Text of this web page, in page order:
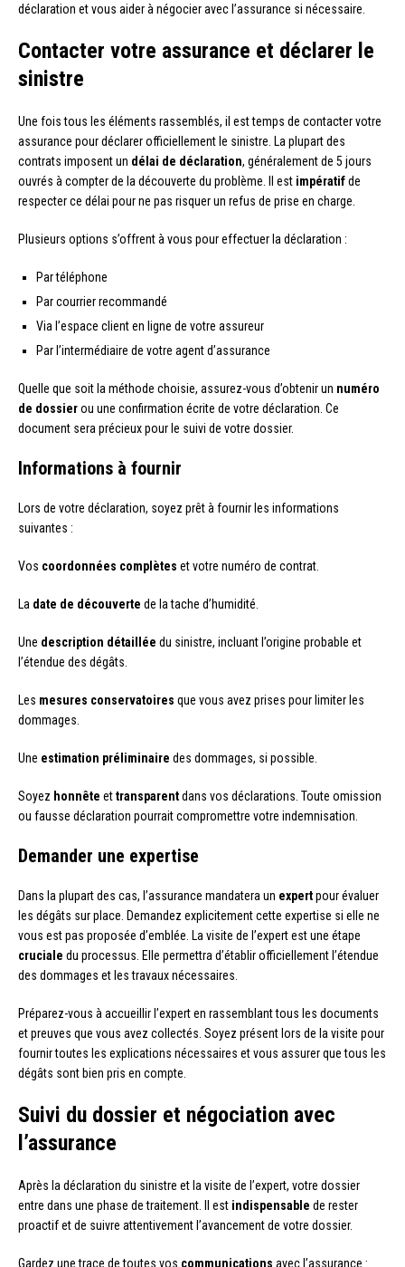
déclaration et vous aider à négocier avec l’assurance si nécessaire.
Contacter votre assurance et déclarer le
sinistre
Une fois tous les éléments rassemblés, il est temps de contacter votre
assurance pour déclarer officiellement le sinistre. La plupart des
contrats imposent un délai de déclaration, généralement de 5 jours
ouvrés à compter de la découverte du problème. Il est impératifde
respecter ce délai pour ne pas risquer un refus de prise en charge.
Plusieurs options s’offrent à vous pour effectuer la déclaration :
Par téléphone
Par courrier recommandé
Via l’espace client en ligne de votre assureur
Par l’intermédiaire de votre agent d’assurance
Quelle que soit la méthode choisie, assurez-vous d’obtenir un numéro
de dossierou une confirmation écrite de votre déclaration. Ce
document sera précieux pour le suivi de votre dossier.
Informations à fournir
Lors de votre déclaration, soyez prêt à fournir les informations
suivantes :
Vos coordonnées complètes et votre numéro de contrat.
La date de découverte de la tache d’humidité.
Une description détaillée du sinistre, incluant l’origine probable et
l’étendue des dégâts.
Les mesures conservatoires que vous avez prises pour limiter les
dommages.
Une estimation préliminaire des dommages, si possible.
Soyez honnête ettransparentdans vos déclarations. Toute omission
ou fausse déclaration pourrait compromettre votre indemnisation.
Demander une expertise
Dans la plupart des cas, l’assurance mandatera un expertpour évaluer
les dégâts sur place. Demandez explicitement cette expertise si elle ne
vous est pas proposée d’emblée. La visite de l’expert est une étape
cruciale du processus. Elle permettra d’établir officiellement l’étendue
des dommages et les travaux nécessaires.
Préparez-vous à accueillir l’expert en rassemblant tous les documents
et preuves que vous avez collectés. Soyez présent lors de la visite pour
fournir toutes les explications nécessaires et vous assurer que tous les
dégâts sont bien pris en compte.
Suivi du dossier et négociation avec
l’assurance
Après la déclaration du sinistre et la visite de l’expert, votre dossier
entre dans une phase de traitement. Il est indispensable de rester
proactif et de suivre attentivement l’avancement de votre dossier.
Gardez une trace de toutes vos communications avec l’assurance :